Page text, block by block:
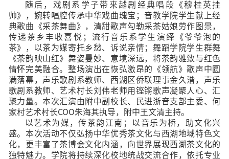
随后，戏剧系学子带来越剧经典唱段《穆桂英挂
帅》，婉转唱腔传承中华戏曲瑰宝；音教学院学生献上经
典歌曲《采茶舞曲》，清甜歌声勾勒采茶姑娘劳作图景，
传递茶乡丰收喜悦；流行音乐系学生演绎《爷爷泡的
茶》，以茶为媒寄托乡愁、诉说亲情；舞蹈学院学生群舞
《茶韵映山红》舞姿曼妙、意境深远，将茶韵雅致与红色
情怀完美融合。整场演出在恢弘激昂的《领航》歌声中圆
满落幕，声乐歌剧系教师、西湖区侨联理事金久湝，声乐
歌剧系教师、艺术村长刘伟老师用铿锵歌声凝聚人心、汇
聚力量。本次汇演由附中副校长、民进浙音支部主委、何
家村艺术村长COO朱海其执导，附中王文清主持。
以艺术为媒，传茶韵江南；以音乐为桥，助文化兴
盛。本次活动不仅弘扬中华优秀茶文化与西湖地域特色文
化，更丰富了茶博会文化内涵，向世界展现西湖茶文化的
独特魅力。学院将持续深化校地统战交流合作，依托专业